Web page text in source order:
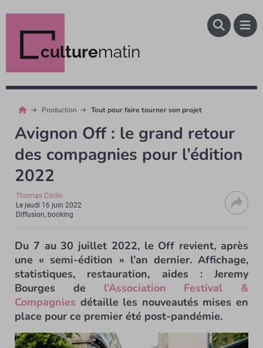
culturematin
Production Tout pour faire tourner son projet
Avignon Off : le grand retour
des compagnies pour l’édition
2022
Thomas Corlin
Le jeudi 16 juin 2022
Diffusion, booking
Du 7 au 30 juillet 2022, le Off revient, après
une « semi-édition » l’an dernier. Affichage,
statistiques, restauration, aides : Jeremy
Bourges de l’Association Festival &
Compagnies détaille les nouveautés mises en
place pour ce premier été post-pandémie.